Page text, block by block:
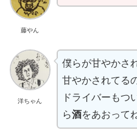
藤やん
洋ちゃん
僕らが甘やかさ
甘やかされてる
ドライバーもつ
ら酒をあおって